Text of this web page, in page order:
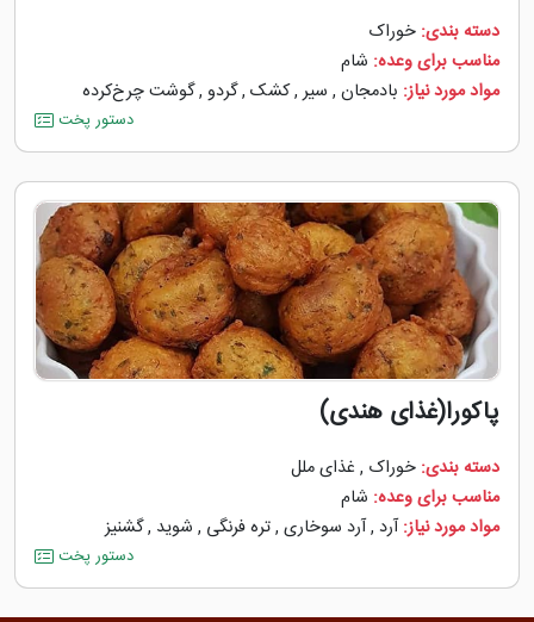
دسته بندی: خوراک
مناسب برای وعده: شام
مواد مورد نیاز: بادمجان , سیر,کشک ,گردو ,گوشت چرخ‌کرده
دستور پخت
پاکورا(غذای هندی)
دسته بندی: خوراک , غذای ملل
مناسب برای وعده: شام
مواد مورد نیاز: آرد ,آرد سوخاری ,تره فرنگی , شوید ,گشنیز
دستور پخت